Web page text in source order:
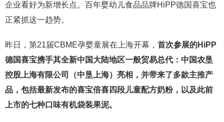
企业看好为新增长点。百年婴幼儿食品品牌HiPP德国喜宝也
正紧抓这一趋势。
昨日，第21届CBME孕婴童展在上海开幕， 首次参展的HiPP
德国喜宝携手其全新中国大陆地区一般贸易总代：中国农垦
控股上海有限公司（中垦上海）亮相，并带来了多款主推产
品，包括最新发布的喜宝倍喜四段儿童配方奶粉，以及此前
上市的七种口味有机袋装果泥。